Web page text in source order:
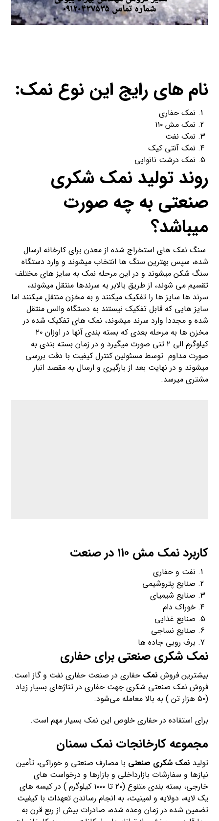
نام های رایج این نوع نمک:
نمک حفاری
نمک مش ۱۱۰
نمک نفت
نمک آنتی کیک
نمک درشت نانوایی
روند تولید نمک شکری
صنعتی به چه صورت
میباشد؟
سنگ نمک های استخراج شده از معدن برای کارخانه ارسال
شده، سپس بهترین سنگ ها انتخاب میشوند و وارد دستگاه
سنگ شکن میشوند و در این مرحله نمک به سایز های مختلف
تقسیم می شوند، از طریق بالابر به سرندها منتقل میشوند،
سرند ها سایز ها را تفکیک میکنند و به مخزن منتقل میکنند اما
سایز هایی که قابل تفکیک نیستند به دستگاه والس منتقل
شده و مجددا وارد سرند میشوند، نمک های تفکیک شده در
مخزن ها به مرحله بعدی که بسته بندی آنها در اوزان ۲۰
کیلوگرم الی ۲ تنی صورت میگیرد و در زمان بسته بندی به
صورت مداوم توسط مسئولین کنترل کیفیت با دقت بررسی
میشوند و در نهایت بعد از بارگیری و ارسال به مقصد انبار
مشتری میرسد.
کاربرد نمک مش ۱۱۰ در صنعت
نفت و حفاری
صنایع پتروشیمی
صنایع شیمیای
خوراک دام
صنایع غذایی
صنایع نساجی
برف روبی جاده ها
نمک شکری صنعتی برای حفاری
بیشترین فروش نمک حفاری در صنعت حفاری نفت و گاز است.
فروش نمک صنعتی شکری جهت حفاری در تناژهای بسیار زیاد
(۵۰ هزار تن ) به بالا معامله می‌شود.
برای استفاده در حفاری خلوص این نمک بسیار مهم است.
مجموعه کارخانجات نمک سمنان
تولید نمک شکری صنعتی با مصارف صنعتی و خوراکی، تأمین
نیازها و سفارشات بازارداخلی و بازارها و درخواست های
خارجی، بسته بندی متنوع (۲۰ تا ۱۰۰۰ کیلوگرم ) در کیسه های
یک لایه، دولایه و لمینیت، به انجام رساندن تعهدات با کیفیت
تضمین شده در زمان وعده شده، صادرات بیش از ربع قرن به